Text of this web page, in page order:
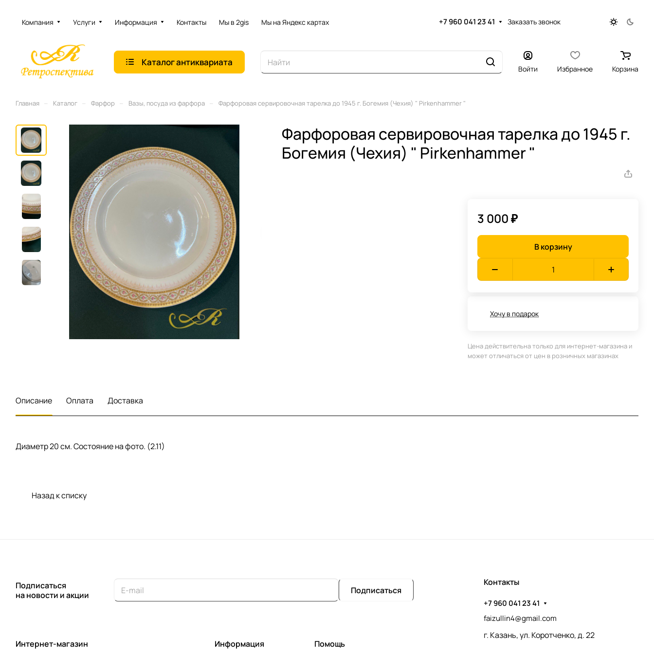
Компания Услуги Информация Контакты Мы в 2gis Мы на Яндекс картах +7 960 041 23 41 Заказать звонок
Каталог антиквариата
Войти Избранное Корзина
Главная Каталог Фарфор Вазы, посуда из фарфора Фарфоровая сервировочная тарелка до 1945 г. Богемия (Чехия) " Pirkenhammer "
Фарфоровая сервировочная тарелка до 1945 г.
Богемия (Чехия) " Pirkenhammer "
3 000 ₽
В корзину
Хочу в подарок
Цена действительна только для интернет-магазина и
может отличаться от цен в розничных магазинах
Описание Оплата Доставка
Диаметр 20 см. Состояние на фото. (2.11)
Назад к списку
Подписаться
на новости и акции
Подписаться
Интернет-магазин Информация Помощь
Контакты
+7 960 041 23 41
faizullin4@gmail.com
г. Казань, ул. Коротченко, д. 22